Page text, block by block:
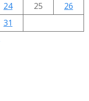
24 25
26
31